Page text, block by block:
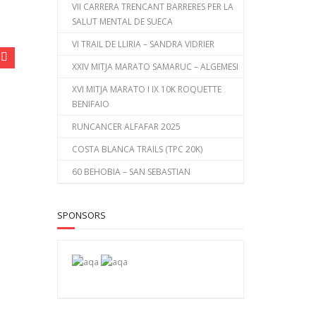
VII CARRERA TRENCANT BARRERES PER LA
SALUT MENTAL DE SUECA
VI TRAIL DE LLIRIA – SANDRA VIDRIER
XXIV MITJA MARATO SAMARUC – ALGEMESI
XVI MITJA MARATO I IX 10K ROQUETTE
BENIFAIO
RUNCANCER ALFAFAR 2025
COSTA BLANCA TRAILS (TPC 20K)
60 BEHOBIA – SAN SEBASTIAN
SPONSORS